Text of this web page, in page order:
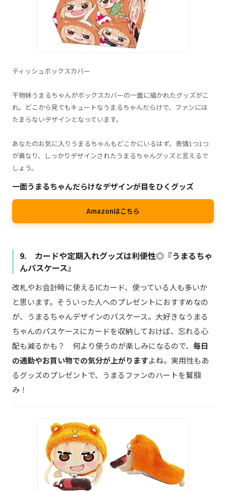
ティッシュボックスカバー
干物妹うまるちゃんがボックスカバーの一面に描かれたグッズがこ
れ。どこから見てもキュートなうまるちゃんだらけで、ファンには
たまらないデザインとなっています。
あなたのお気に入りうまるちゃんもどこかにいるはず。表情1つ1つ
が異なり、しっかりデザインされたうまるちゃんグッズと言えるで
しょう。
一面うまるちゃんだらけなデザインが目をひくグッズ
Amazonはこちら
9. カードや定期入れグッズは利便性◎『うまるちゃ
んパスケース』
改札やお会計時に使えるICカード、使っている人も多いか
と思います。そういった人へのプレゼントにおすすめなの
が、うまるちゃんデザインのパスケース。大好きなうまる
ちゃんのパスケースにカードを収納しておけば、忘れる心
配も減るかも？ 何より使うのが楽しみになるので、 毎日
の通勤やお買い物での気分が上がりますよね。実用性もあ
るグッズのプレゼントで、うまるファンのハートを鷲掴
み！